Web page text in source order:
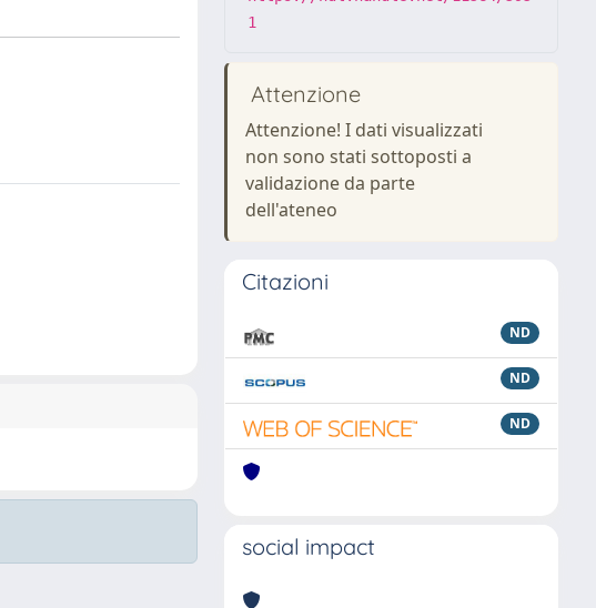
1
Attenzione
Attenzione! I dati visualizzati
non sono stati sottoposti a
validazione da parte
dell'ateneo
Citazioni
ND
ND
ND
social impact